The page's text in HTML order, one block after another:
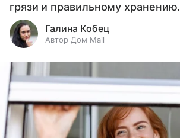
грязи и правильному хранению.
Галина Кобец
Автор Дом Mail